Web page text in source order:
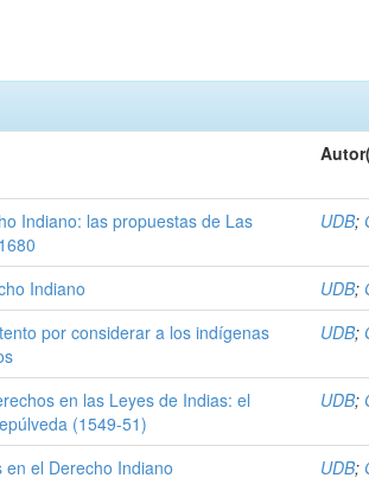
Indiano: las propuestas de Las
UDB;
Indiano UDB;
por considerar a los indígenas
UDB;
en las Leyes de Indias: el
(1549-51)
UDB;
el Derecho Indiano UDB;